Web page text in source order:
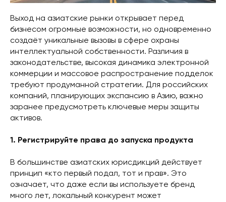
Выход на азиатские рынки открывает перед
бизнесом огромные возможности, но одновременно
создаёт уникальные вызовы в сфере охраны
интеллектуальной собственности. Различия в
законодательстве, высокая динамика электронной
коммерции и массовое распространение подделок
требуют продуманной стратегии. Для российских
компаний, планирующих экспансию в Азию, важно
заранее предусмотреть ключевые меры защиты
активов.
1. Регистрируйте права до запуска продукта
В большинстве азиатских юрисдикций действует
принцип «кто первый подал, тот и прав». Это
означает, что даже если вы используете бренд
много лет, локальный конкурент может